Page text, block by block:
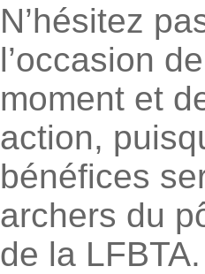
N’hésitez
l’occasion
moment et
action,
bénéfices
archers du
de la LFBTA.